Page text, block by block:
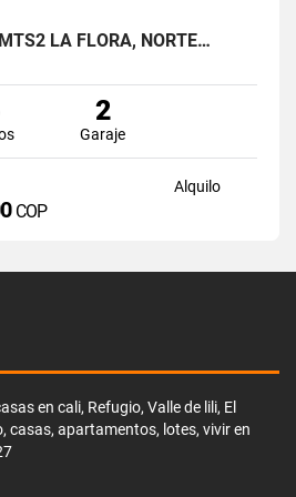
LA FLORA, NORTE…
2
Garaje
Alquilo
COP
en cali, Refugio, Valle de lili, El
casas, apartamentos, lotes, vivir en